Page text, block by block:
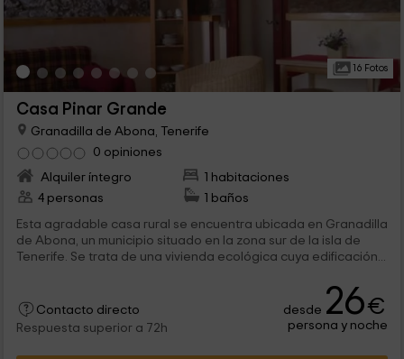
16 Fotos
Casa Pinar Grande
Granadilla de Abona, Tenerife
0 opiniones
Alquiler íntegro
1 habitaciones
4 personas
1 baños
Esta agradable casa rural se encuentra ubicada en Granadilla
de Abona, un municipio situado en la zona sur de la isla de
Tenerife. Se trata de una vivienda ecológica cuya edificación...
Contacto directo
Respuesta superior a 72h
desde 26€
persona y noche